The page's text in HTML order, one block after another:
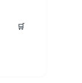
🛒